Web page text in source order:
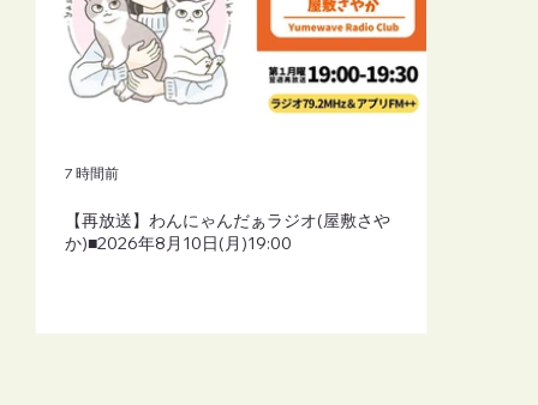
【再放送】わんにゃんだぁラジオ(屋敷さや
か)■2026年8月10日(月)19:00
7 時間前